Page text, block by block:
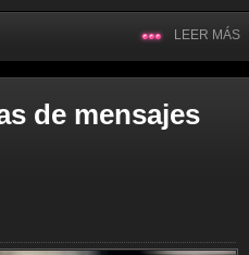
LEER MÁS
de mensajes